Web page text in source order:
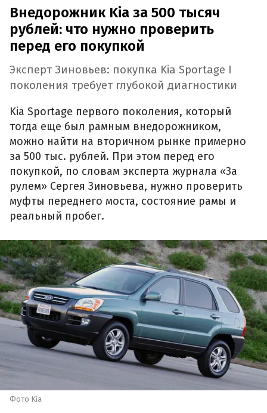
Внедорожник Kia за 500 тысяч
рублей: что нужно проверить
перед его покупкой
Эксперт Зиновьев: покупка Kia Sportage I
поколения требует глубокой диагностики
Kia Sportage первого поколения, который
тогда еще был рамным внедорожником,
можно найти на вторичном рынке примерно
за 500 тыс. рублей. При этом перед его
покупкой, по словам эксперта журнала «За
рулем» Сергея Зиновьева, нужно проверить
муфты переднего моста, состояние рамы и
реальный пробег.
Фото Kia